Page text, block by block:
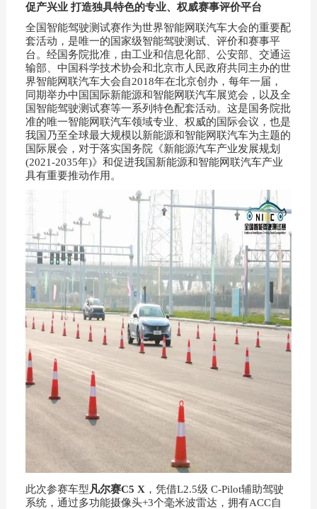
促产兴业 打造独具特色的专业、权威赛事评价平台
全国智能驾驶测试赛作为世界智能网联汽车大会的重要配
套活动，是唯一的国家级智能驾驶测试、评价和赛事平
台。经国务院批准，由工业和信息化部、公安部、交通运
输部、中国科学技术协会和北京市人民政府共同主办的世
界智能网联汽车大会自2018年在北京创办，每年一届，
同期举办中国国际新能源和智能网联汽车展览会，以及全
国智能驾驶测试赛等一系列特色配套活动。这是国务院批
准的唯一智能网联汽车领域专业、权威的国际会议，也是
我国乃至全球最大规模以新能源和智能网联汽车为主题的
国际展会，对于落实国务院《新能源汽车产业发展规划
(2021-2035年)》和促进我国新能源和智能网联汽车产业
具有重要推动作用。
此次参赛车型凡尔赛C5 X ，凭借L2.5级 C-Pilot辅助驾驶
系统，通过多功能摄像头+3个毫米波雷达，拥有ACC自